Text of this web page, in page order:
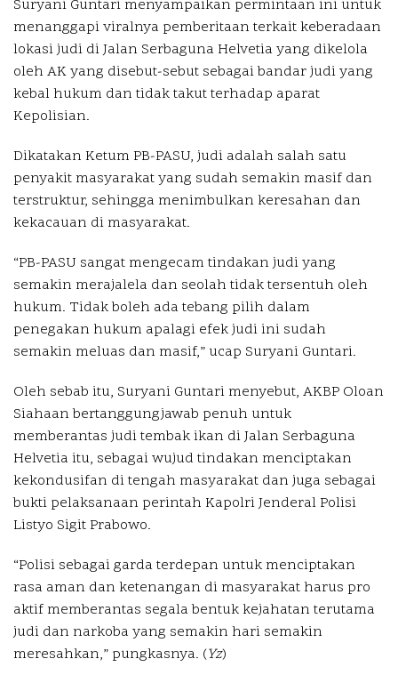
Suryani Guntari menyampaikan permintaan ini untuk
menanggapi viralnya pemberitaan terkait keberadaan
lokasi judi di Jalan Serbaguna Helvetia yang dikelola
oleh AK yang disebut-sebut sebagai bandar judi yang
kebal hukum dan tidak takut terhadap aparat
Kepolisian.
Dikatakan Ketum PB-PASU, judi adalah salah satu
penyakit masyarakat yang sudah semakin masif dan
terstruktur, sehingga menimbulkan keresahan dan
kekacauan di masyarakat.
“PB-PASU sangat mengecam tindakan judi yang
semakin merajalela dan seolah tidak tersentuh oleh
hukum. Tidak boleh ada tebang pilih dalam
penegakan hukum apalagi efek judi ini sudah
semakin meluas dan masif,” ucap Suryani Guntari.
Oleh sebab itu, Suryani Guntari menyebut, AKBP Oloan
Siahaan bertanggungjawab penuh untuk
memberantas judi tembak ikan di Jalan Serbaguna
Helvetia itu, sebagai wujud tindakan menciptakan
kekondusifan di tengah masyarakat dan juga sebagai
bukti pelaksanaan perintah Kapolri Jenderal Polisi
Listyo Sigit Prabowo.
“Polisi sebagai garda terdepan untuk menciptakan
rasa aman dan ketenangan di masyarakat harus pro
aktif memberantas segala bentuk kejahatan terutama
judi dan narkoba yang semakin hari semakin
meresahkan,” pungkasnya. (Yz)